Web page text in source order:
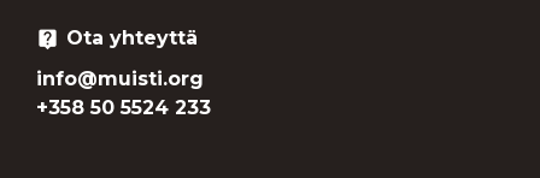
live_help Ota yhteyttä
info@muisti.org
+358 50 5524 233